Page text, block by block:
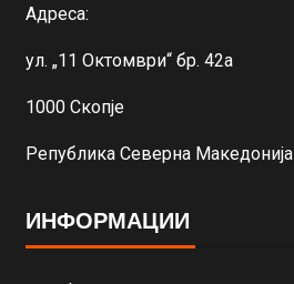
Адреса:
ул. „11 Октомври“ бр. 42а
1000 Скопје
Република Северна Македонија
ИНФОРМАЦИИ